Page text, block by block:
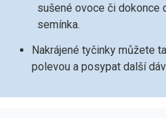
sušené ovoce či dokonce
semínka.
Nakrájené tyčinky můžete
polevou a posypat další